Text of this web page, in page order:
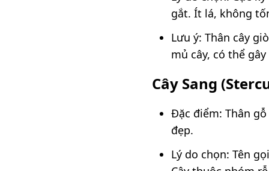
gắt. Ít lá, không
Lưu ý: Thân cây
mủ cây, có thể
Cây Sang
Đặc điểm: Thân
đẹp.
Lý do chọn: Tên